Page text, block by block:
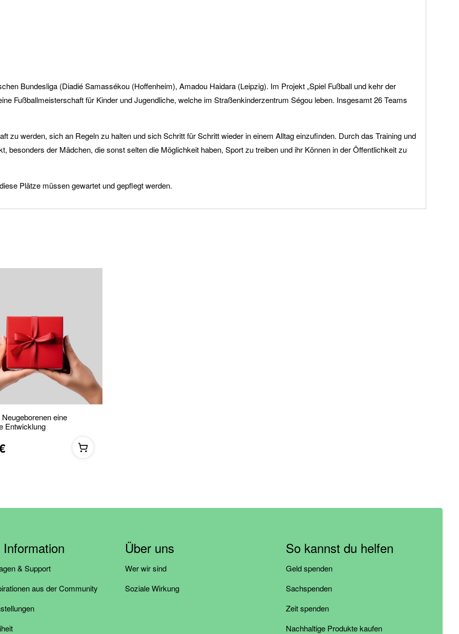
Bundesliga (Diadié Samassékou (Hoffenheim), Amadou Haidara (Leipzig). Im Projekt „Spiel Fußball und kehr der
Fußballmeisterschaft für Kinder und Jugendliche, welche im Straßenkinderzentrum Ségou leben. Insgesamt 26 Teams
zu werden, sich an Regeln zu halten und sich Schritt für Schritt wieder in einem Alltag einzufinden. Durch das Training und
besonders der Mädchen, die sonst selten die Möglichkeit haben, Sport zu treiben und ihr Können in der Öffentlichkeit zu
Plätze müssen gewartet und gepflegt werden.
eine
Entwicklung
& Support
aus der Community
Über uns
Wer wir sind
Soziale Wirkung
So kannst du helfen
Geld spenden
Sachspenden
Zeit spenden
Nachhaltige Produkte kaufen